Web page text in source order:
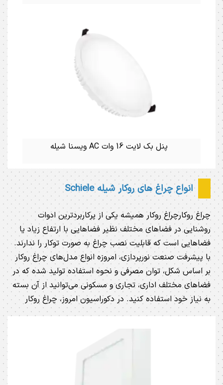
پنل بک لایت 16 وات AC ویسنا شیله
انواع چراغ های روکار شیله Schiele
چراغ روکارچراغ روکار همیشه یکی از پرکاربردترین ادوات
روشنایی در فضاهای مختلف نظیر فضاهایی با ارتفاع زیاد یا
فضاهایی است که قابلیت نصب چراغ به صورت توکار را ندارند.
با پیشرفت صنعت نورپردازی، امروزه انواع مدل‌های چراغ روکار
بر اساس شکل، توان مصرفی و نحوه استفاده تولید شده که در
فضاهای مختلف اداری، تجاری و مسکونی می‌توانید از آن بسته
به نیاز خود استفاده کنید. در دکوراسیون امروز، چراغ روکار